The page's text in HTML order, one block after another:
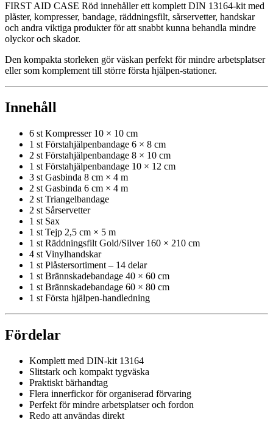
FIRST AID CASE Röd innehåller ett komplett DIN 13164-kit med
plåster, kompresser, bandage, räddningsfilt, sårservetter, handskar
och andra viktiga produkter för att snabbt kunna behandla mindre
olyckor och skador.
Den kompakta storleken gör väskan perfekt för mindre arbetsplatser
eller som komplement till större första hjälpen-stationer.
Innehåll
6 st Kompresser 10 × 10 cm
1 st Förstahjälpenbandage 6 × 8 cm
2 st Förstahjälpenbandage 8 × 10 cm
1 st Förstahjälpenbandage 10 × 12 cm
3 st Gasbinda 8 cm × 4 m
2 st Gasbinda 6 cm × 4 m
2 st Triangelbandage
2 st Sårservetter
1 st Sax
1 st Tejp 2,5 cm × 5 m
1 st Räddningsfilt Gold/Silver 160 × 210 cm
4 st Vinylhandskar
1 st Plåstersortiment – 14 delar
1 st Brännskadebandage 40 × 60 cm
1 st Brännskadebandage 60 × 80 cm
1 st Första hjälpen-handledning
Fördelar
Komplett med DIN-kit 13164
Slitstark och kompakt tygväska
Praktiskt bärhandtag
Flera innerfickor för organiserad förvaring
Perfekt för mindre arbetsplatser och fordon
Redo att användas direkt